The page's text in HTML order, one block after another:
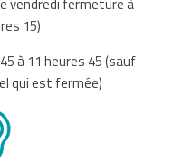
vendredi fermeture à
15)
à 11 heures 45 (sauf
qui est fermée)